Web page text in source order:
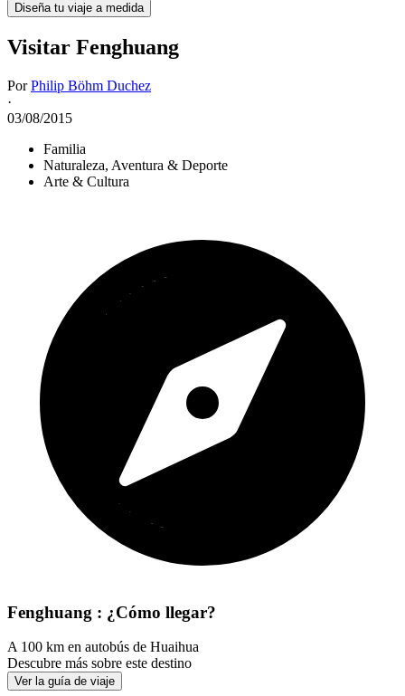
Diseña tu viaje a medida
Visitar Fenghuang
PorPhilip Böhm Duchez
·
03/08/2015
Familia
Naturaleza, Aventura & Deporte
Arte & Cultura
Fenghuang : ¿Cómo llegar?
A 100 km en autobús de Huaihua
Descubre más sobre este destino
Ver la guía de viaje